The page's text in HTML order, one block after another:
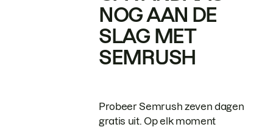
NOG AAN DE
SLAG MET
SEMRUSH
Probeer Semrush zeven dagen
gratis uit. Op elk moment